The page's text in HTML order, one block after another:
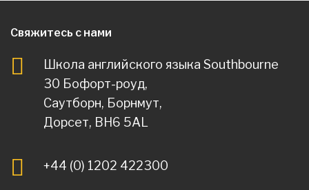
Свяжитесь с нами
Школа английского языка Southbourne
30 Бофорт-роуд,
Саутборн, Борнмут,
Дорсет, BH6 5AL
+44 (0) 1202 422300